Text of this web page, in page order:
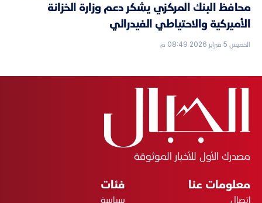
محافظ البنك المركزي يشكر دعم وزارة الخزانة
الأميركية والاحتياطي الفيدرالي
الخميس 5 فبراير 2026 08:49 م
مصدرك الأول للأخبار الموثوقة
معلومات عنا
اتصال
فئات
سياسة